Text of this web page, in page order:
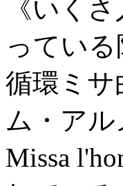
《いく
ってい
循環ミサ
ム・ア
Missa